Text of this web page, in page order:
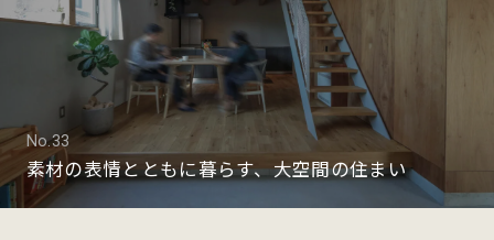
No.33
素材の表情とともに暮らす、大空間の住まい